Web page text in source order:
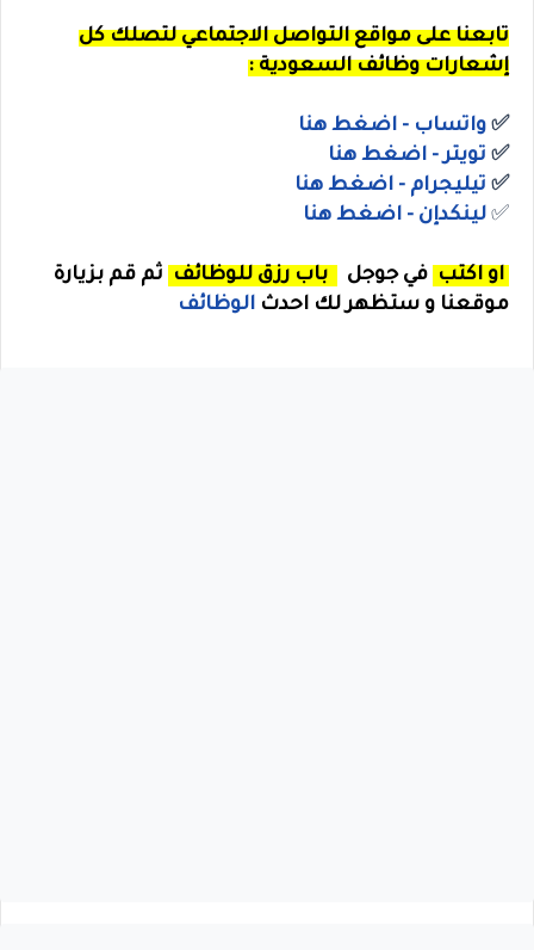
تابعناعلى مواقع التواصل الاجتماعي لتصلك كل
إشعارات وظائف السعودية :
✅ واتساب - اضغط هنا
✅ تويتر- اضغط هنا
✅ تيليجرام - اضغط هنا
✅ لينكدإن - اضغط هنا
او اكتب في جوجل باب رزق للوظائف
ثم قم بزيارة
موقعنا و ستظهر لك احدث الوظائف